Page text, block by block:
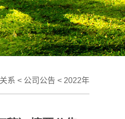
系 < 公司公告 < 2022年